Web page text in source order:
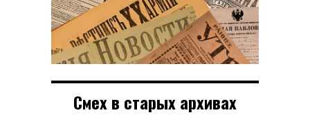
Смех в старых архивах